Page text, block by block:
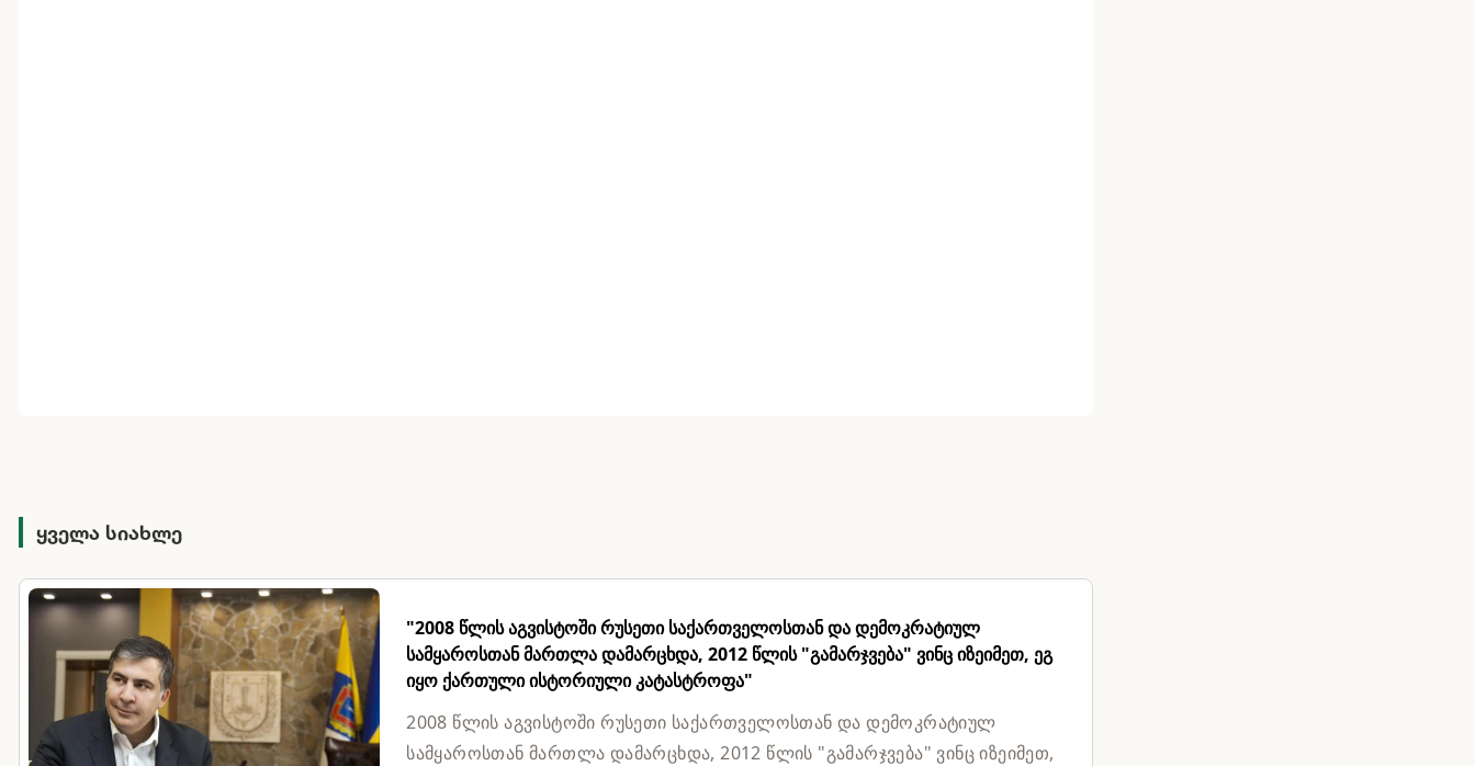
ყველა სიახლე
"2008 წლის აგვისტოში რუსეთი საქართველოსთან და დემოკრატიულ
სამყაროსთან მართლა დამარცხდა, 2012 წლის "გამარჯვება" ვინც იზეიმეთ, ეგ
იყო ქართული ისტორიული კატასტროფა"
2008 წლის აგვისტოში რუსეთი საქართველოსთან და დემოკრატიულ
სამყაროსთან მართლა დამარცხდა, 2012 წლის "გამარჯვება" ვინც იზეიმეთ,